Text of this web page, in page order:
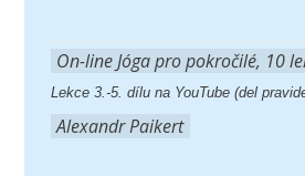
On-line Jóga pro pokročilé, 10
Lekce 3.-5. dílu na YouTube (del
Alexandr Paikert